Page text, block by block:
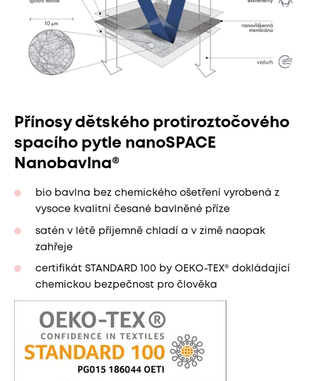
Přínosy dětského protiroztočového
spacího pytle nanoSPACE
Nanobavlna®
bio bavlna bez chemického ošetření vyrobená z
vysoce kvalitní česané bavlněné příze
satén v létě příjemně chladí a v zimě naopak
zahřeje
certifikát STANDARD 100 by OEKO-TEX® dokládající
chemickou bezpečnost pro člověka